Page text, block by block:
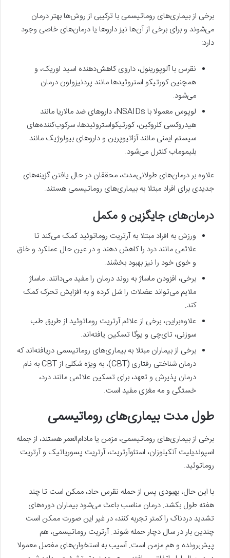
برخی از بیماری‌های روماتیسمی با ترکیبی از روش‌ها بهتر درمان
می‌شوند و برای برخی از آن‌ها نیز داروها یا درمان‌های خاصی وجود
دارد:
نقرس با آلوپورینول، داروی کاهش‌دهنده اسید اوریک، و
همچنین کورتیکو استروئیدها مانند پردنیزولون درمان
می‌شود.
لوپوس معمولا با NSAIDs، داروهای ضد مالاریا مانند
هیدروکسی کلروکین، کورتیکواستروئیدها، سرکوب‌کننده‌های
سیستم ایمنی مانند آزاتیوپرین و داروهای بیولوژیک مانند
بلیموماب کنترل می‌شود.
علاوه بر درمان‌های طولانی‌مدت، محققان در حال یافتن گزینه‌های
جدیدی برای افراد مبتلا به بیماری‌های روماتیسمی هستند.
درمان‌های جایگزین و مکمل
ورزش به افراد مبتلا به آرتریت روماتوئید کمک می‌کند تا
علائمی مانند درد را کاهش دهند و در عین حال عملکرد و خلق‌
و خوی خود را نیز بهبود بخشند.
برخی، افزودن ماساژ به روند درمان را مفید می‌دانند. ماساژ
ملایم می‌تواند عضلات را شل کرده و به افزایش تحرک کمک
کند.
علاوه‌براین، برخی از علائم آرتریت روماتوئید از طریق طب
سوزنی، تای‌چی و یوگا تسکین یافته‌اند.
برخی از بیماران مبتلا به بیماری‌های روماتیسمی دریافته‌اند که
درمان شناختی رفتاری (CBT)، به‌ ویژه شکلی از CBT به نام
درمان پذیرش و تعهد، برای تسکین علائمی مانند درد،
خستگی و مه مغزی مفید است.
طول مدت بیماری‌های روماتیسمی
برخی از بیماری‌های روماتیسمی، مزمن یا مادام‌العمر هستند، از جمله
اسپوندیلیت آنکیلوزان، استئوآرتریت، آرتریت پسوریاتیک و آرتریت
روماتوئید.
با این حال، بهبودی پس از حمله نقرس حاد، ممکن است تا چند
هفته طول بکشد. درمان مناسب باعث می‌شود بیماران دوره‌‌های
تشدید دردناک را کمتر تجربه ‌کنند، در غیر این صورت ممکن است
چندین بار در سال دچار حمله شوند. آرتریت روماتیسمی، هم
پیش‌رونده و هم مزمن است. آسیب به استخوان‌های مفصل معمولا